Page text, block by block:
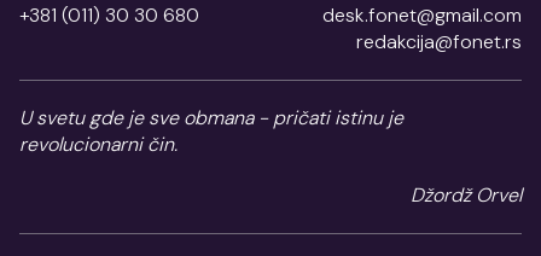
+381 (011) 30 30 680
desk.fonet@gmail.com
redakcija@fonet.rs
U svetu gde je sve obmana - pričati istinu je
revolucionarni čin.
Džordž Orvel